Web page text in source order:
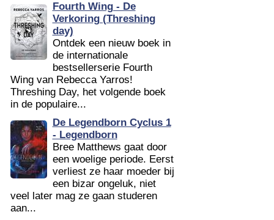
Fourth Wing - De
Verkoring (Threshing
day)
Ontdek een nieuw boek in
de internationale
bestsellerserie Fourth
Wing van Rebecca Yarros!
Threshing Day, het volgende boek
in de populaire...
De Legendborn Cyclus 1
- Legendborn
Bree Matthews gaat door
een woelige periode. Eerst
verliest ze haar moeder bij
een bizar ongeluk, niet
veel later mag ze gaan studeren
aan...